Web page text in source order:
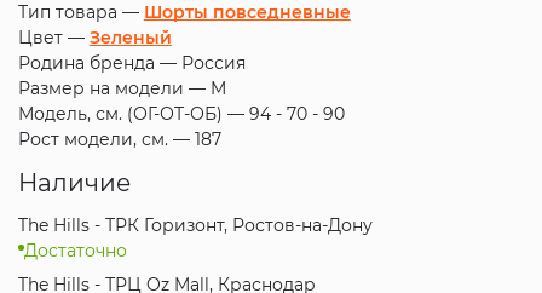
Тип товара — Шорты повседневные
Цвет — Зеленый
Родина бренда — Россия
Размер на модели — M
Модель, см. (ОГ-ОТ-ОБ) — 94 - 70 - 90
Рост модели, см. — 187
Наличие
The Hills - ТРК Горизонт, Ростов-на-Дону
Достаточно
The Hills - ТРЦ Oz Mall, Краснодар